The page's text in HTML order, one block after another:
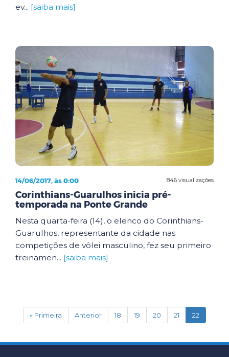
ev... [saiba mais]
846 visualizações
14/06/2017, às 0:00
Corinthians-Guarulhos inicia pré-
temporada na Ponte Grande
Nesta quarta-feira (14), o elenco do Corinthians-
Guarulhos, representante da cidade nas
competições de vôlei masculino, fez seu primeiro
treinamen... [saiba mais]
« Primeira Anterior 18 19 20 21 22